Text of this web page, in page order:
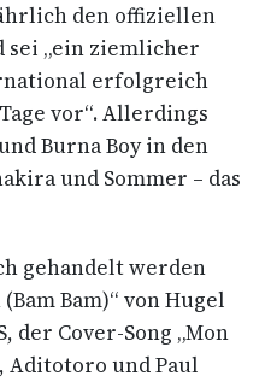
den offiziellen
sei „ein ziemlicher
erfolgreich
vor“. Allerdings
Burna Boy in den
und Sommer – das
gehandelt werden
Bam)“ von Hugel
der Cover-Song „Mon
Aditotoro und Paul